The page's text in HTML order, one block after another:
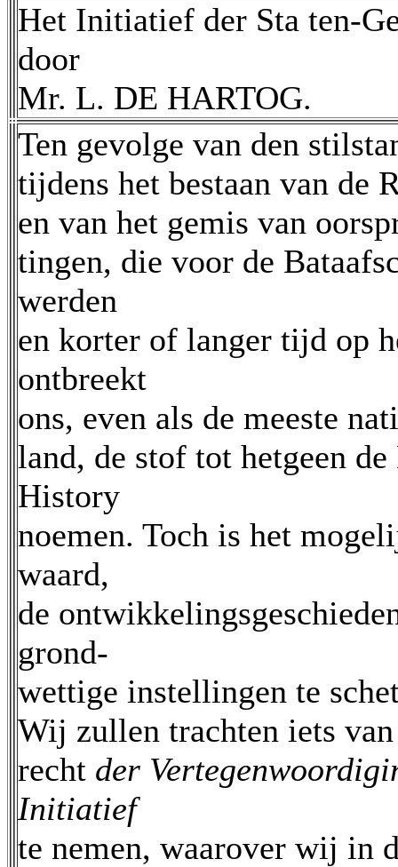
Het Initiatief der Sta ten-
door
Mr. L. DE HARTOG.
Ten gevolge van den
tijdens het bestaan van de
en van het gemis van
tingen, die voor de
werden
en korter of langer tijd op
ontbreekt
ons, even als de meeste
land, de stof tot hetgeen
History
noemen. Toch is het
waard,
de
grond-
wettige instellingen te
Wij zullen trachten iets
recht der
Initiatief
te nemen, waarover wij in